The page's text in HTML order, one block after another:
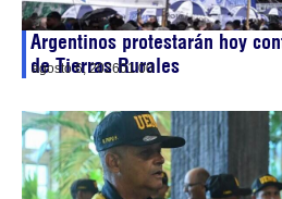
Argentinos protestarán hoy
de Tierras Rurales
agosto 6, 202601:00